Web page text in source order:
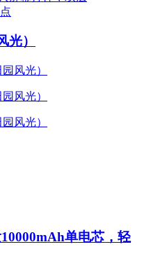
光）
单电芯，轻